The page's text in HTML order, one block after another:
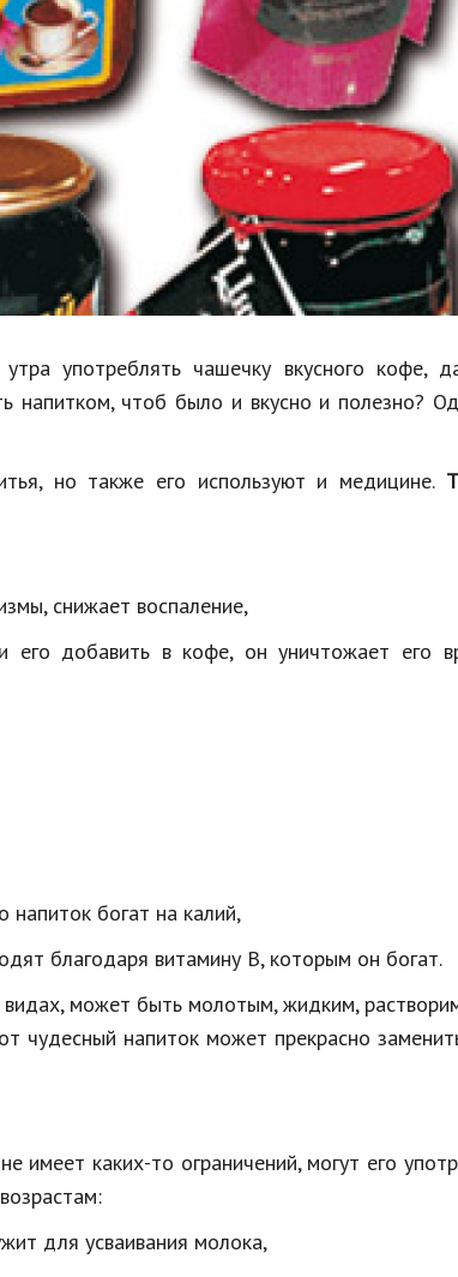
и фитнес
и отношения
и рукоделие
и бизнес
напитки
и подарки
употреблять чашечку вкусного кофе,
напитком, чтоб было и вкусно и полезно?
но также его используют и медицине.
снижает воспаление,
его добавить в кофе, он уничтожает его
напиток богат на калий,
благодаря витамину В, которым он богат.
видах, может быть молотым, жидким,
чудесный напиток может прекрасно
имеет каких-то ограничений, могут его
для усваивания молока,